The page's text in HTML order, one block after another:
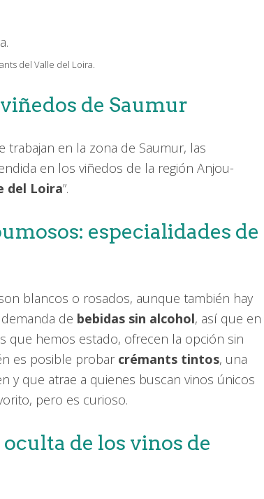
del Valle del Loira.
de Saumur
trabajan en la zona de Saumur, las
en los viñedos de la región Anjou-
del Loira”.
especialidades de
blancos o rosados, aunque también hay
de bebidas sin alcohol, así que en
que hemos estado, ofrecen la opción sin
es posible probar crémants tintos, una
y que atrae a quienes buscan vinos únicos
pero es curioso.
de los vinos de